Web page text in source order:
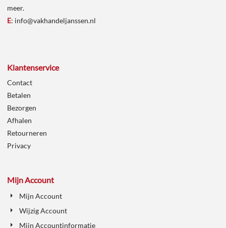
meer.
E: info@vakhandeljanssen.nl
Klantenservice
Contact
Betalen
Bezorgen
Afhalen
Retourneren
Privacy
Mijn Account
Mijn Account
Wijzig Account
Mijn Accountinformatie